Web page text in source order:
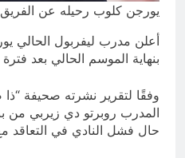
يورجن كلوب رحيله عن الفريق
أعلن مدرب ليفربول الحالي
بنهاية الموسم الحالي بعد فترة
وفقًا لتقرير نشرته صحيفة
المدرب روبرتو دي زيربي من
حال فشل النادي في التعاقد